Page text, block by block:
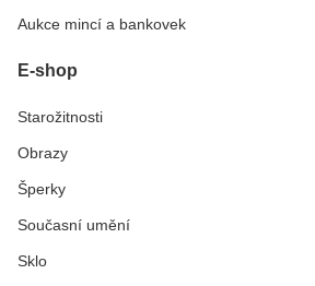
Aukce mincí a bankovek
E-shop
Starožitnosti
Obrazy
Šperky
Současní umění
Sklo